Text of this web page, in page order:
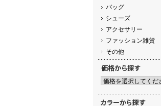
バッグ
シューズ
アクセサリー
ファッション雑貨
その他